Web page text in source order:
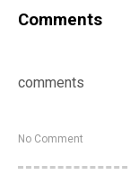
Comments
comments
No Comment